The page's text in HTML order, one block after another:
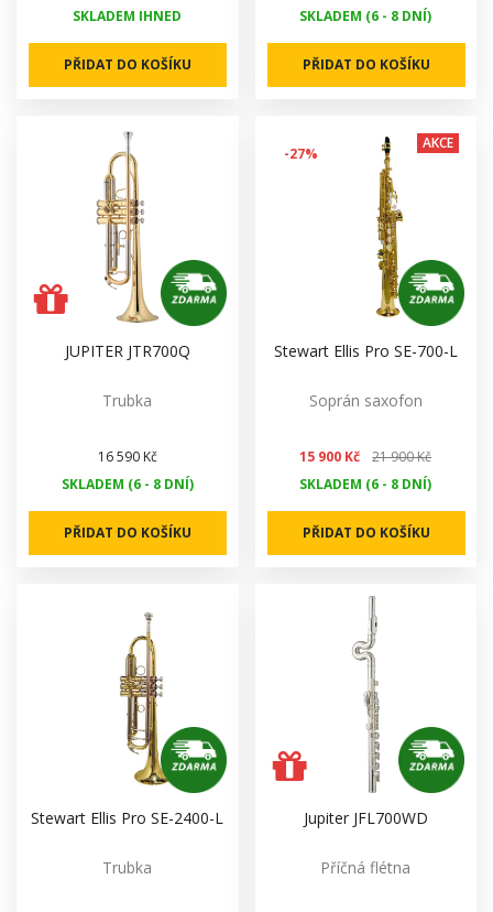
SKLADEM IHNED
PŘIDAT DO KOŠÍKU
SKLADEM (6 - 8 DNÍ)
PŘIDAT DO KOŠÍKU
JUPITER JTR700Q
Trubka
16 590 Kč
SKLADEM (6 - 8 DNÍ)
PŘIDAT DO KOŠÍKU
-27%
AKCE
Stewart Ellis Pro SE-700-L
Soprán saxofon
15 900 Kč
21 900 Kč
SKLADEM (6 - 8 DNÍ)
PŘIDAT DO KOŠÍKU
Stewart Ellis Pro SE-2400-L
Trubka
Jupiter JFL700WD
Příčná flétna